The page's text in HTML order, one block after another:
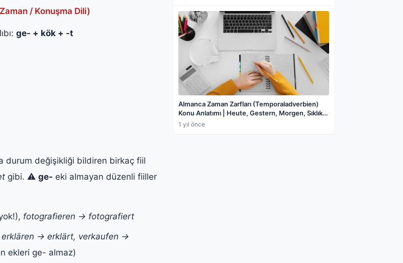
/ Konuşma Dili)
ge- + kök + -t
durum değişikliği bildiren birkaç fiil
gibi. ⚠️ ge- eki almayan düzenli fiiller
fotografieren → fotografiert
→ erklärt, verkaufen →
ekleri ge- almaz)
Almanca Zaman Zarfları (Temporaladverbien)
Konu Anlatımı | Heute, Gestern, Morgen, Sıklık
Zarfları (Häufigkeitsadverbien), Noch/Schon ve
1 yıl önce